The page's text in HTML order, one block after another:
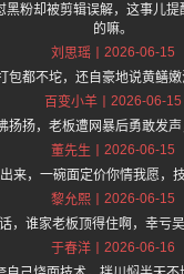
粉却被剪辑误解，这事儿
的嘛。
刘思瑶
2026-06-15
都不坨，还自豪地说黄鳝
百变小羊
2026-06-15
扬，老板遭网暴后勇敢发
董先生
2026-06-15
来，一碗面定价你情我愿，
黎允熙
2026-06-15
谁家老板顶得住啊，幸亏
于春洋
2026-06-16